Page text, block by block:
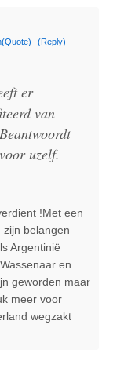
(Quote) (Reply)
er
van
uzelf.
!Met een
belangen
Argentinië
en
geworden maar
meer voor
wegzakt